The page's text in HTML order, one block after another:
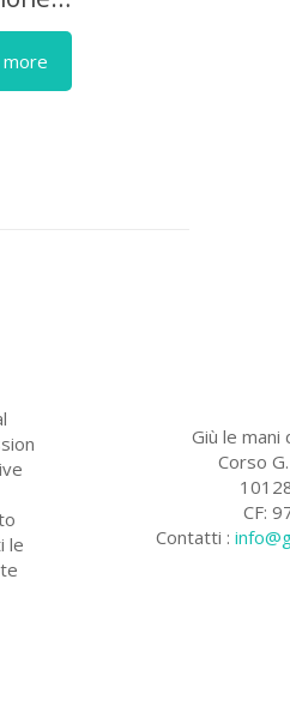
more
le
Giù le mani
Corso
CF:
Contatti :